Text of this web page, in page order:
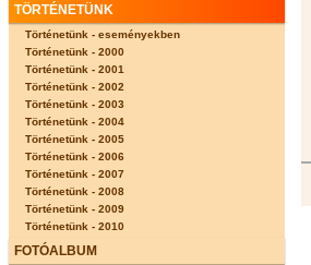
TÖRTÉNETÜNK
Történetünk - eseményekben
Történetünk - 2000
Történetünk - 2001
Történetünk - 2002
Történetünk - 2003
Történetünk - 2004
Történetünk - 2005
Történetünk - 2006
Történetünk - 2007
Történetünk - 2008
Történetünk - 2009
Történetünk - 2010
FOTÓALBUM